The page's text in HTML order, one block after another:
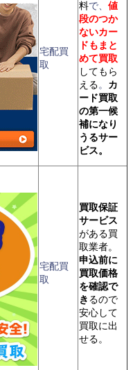
宅配買
取
料で、 値
段のつか
ないカー
ドもまと
めて買取
してもら
える。 カ
ード買取
の第一候
補になり
うるサー
ビス。
宅配買
取
買取保証
サービス
がある買
取業者。
申込前に
買取価格
を確認で
き るので
安心して
買取に出
せる。